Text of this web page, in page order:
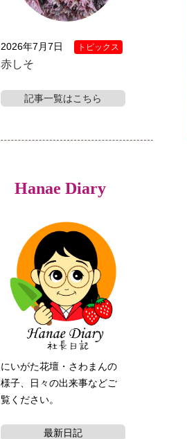
2026年7月7日 トピックス
赤しそ
記事一覧はこちら
Hanae Diary
にいがた花壇・さわまんの
様子、日々の出来事などご
覧ください。
最新日記